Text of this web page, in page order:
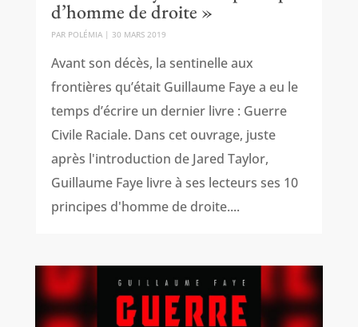
d’homme de droite »
PAR POLÉMIA| 30 MARS 2019
Avant son décès, la sentinelle aux
frontières qu’était Guillaume Faye a eu le
temps d’écrire un dernier livre : Guerre
Civile Raciale. Dans cet ouvrage, juste
après l'introduction de Jared Taylor,
Guillaume Faye livre à ses lecteurs ses 10
principes d'homme de droite....